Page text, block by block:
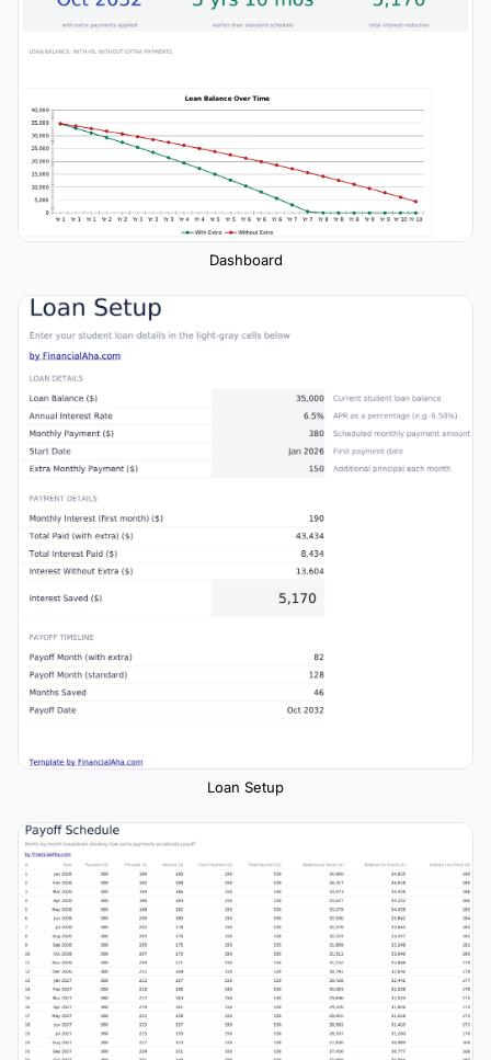
Dashboard
Loan Setup